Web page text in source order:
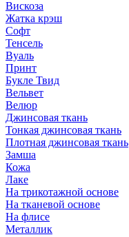
Вискоза
Жатка крэш
Софт
Тенсель
Вуаль
Принт
Букле Твид
Вельвет
Велюр
Джинсовая ткань
Тонкая джинсовая ткань
Плотная джинсовая ткань
Замша
Кожа
Лаке
На трикотажной основе
На тканевой основе
На флисе
Металлик